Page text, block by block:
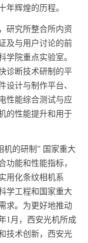
年辉煌的历程。
研究所整合所内资
及与用户讨论的前
学院重点实验室。
诊断技术研制的平
设计与制作平台、
性能综合测试与应
的性能提升和用于
的研制” 国家重大
功能和性能指标，
用化条纹相机系
学工程和国家重大
求。为更好地推动
1月，西安光机所成
技术创新，西安光